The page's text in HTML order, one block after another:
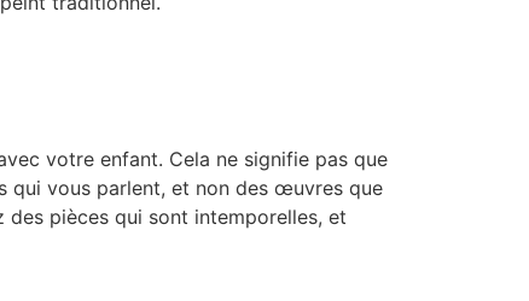
votre enfant. Cela ne signifie pas que
qui vous parlent, et non des œuvres que
des pièces qui sont intemporelles, et